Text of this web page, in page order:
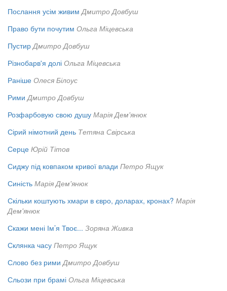
Послання усім живим Дмитро Довбуш
Право бути почутим Ольга Міцевська
Пустир Дмитро Довбуш
Різнобарв'я долі Ольга Міцевська
Раніше Олеся Білоус
Рими Дмитро Довбуш
Розфарбовую свою душу Марія Дем'янюк
Сірий німотний день Тетяна Свірська
Серце Юрій Тітов
Сиджу під ковпаком кривої влади Петро Ящук
Синість Марія Дем'янюк
Скільки коштують хмари в євро, доларах, кронах? Марія
Дем'янюк
Скажи мені Ім’я Твоє... Зоряна Живка
Склянка часу Петро Ящук
Слово без рими Дмитро Довбуш
Сльози при брамі Ольга Міцевська